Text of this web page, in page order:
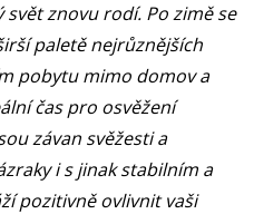
svět znovu rodí. Po zimě se
paletě nejrůznějších
pobytu mimo domov a
čas pro osvěžení
závan svěžesti a
i s jinak stabilním a
pozitivně ovlivnit vaši